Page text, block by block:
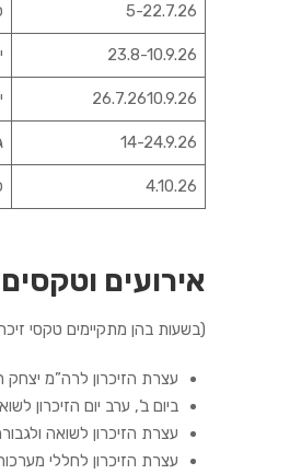
5-22.7.26
23.8-10.9.26
26.7.2610.9.26
14-24.9.26
4.10.26
אירועים וטקסים
(בשעות בהן מתקיימים טקסי
עצרת הזיכרון לרה”מ יצחק רבין
ביום ב’, ערב יום הזיכרון לשואה ולגבורה בתאריך 13.4.26
עצרת הזיכרון לשואה ולגבורה
עצרת הזיכרון לחללי מערכות ישראל תתקיים ביום